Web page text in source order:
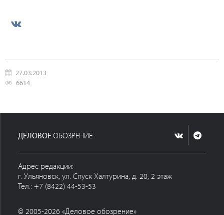
27.03.2013
6614
ДЕЛОВОЕ ОБОЗРЕНИЕ
Адрес редакции:
г. Ульяновск, ул. Спуск Халтурина, д. 20, 2 этаж
Тел.: +7 (8422) 44-53-53
© 2005-2026 «Деловое обозрение»